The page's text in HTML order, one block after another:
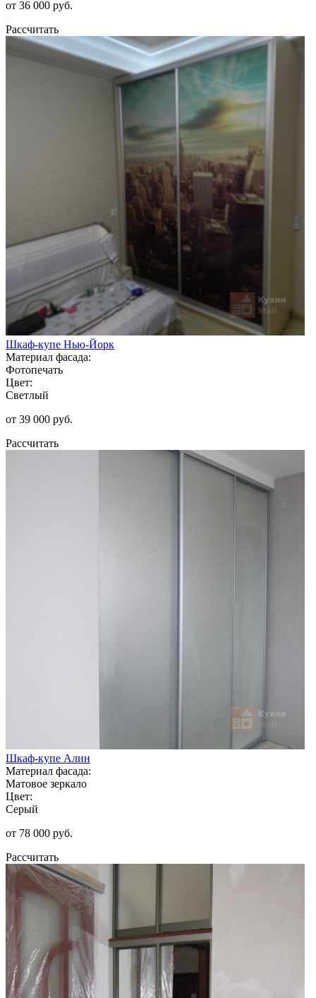
от 36 000 руб.
Рассчитать
Шкаф-купе Нью-Йорк
Материал фасада:
Фотопечать
Цвет:
Светлый
от 39 000 руб.
Рассчитать
Шкаф-купе Алин
Материал фасада:
Матовое зеркало
Цвет:
Серый
от 78 000 руб.
Рассчитать